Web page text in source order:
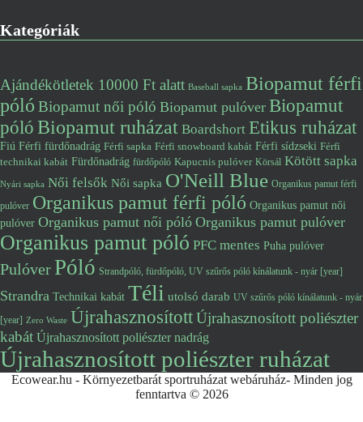
Kategóriák
Ajándékötletek 10000 Ft alatt Baseball sapka Biopamut férfi
póló Biopamut női póló Biopamut pulóver Biopamut
pólóBiopamut ruházat Boardshort Etikus ruházat
Fiú Férfi fürdőnadrág Férfi sapka Férfi snowboard kabát Férfi sídzseki Férfi
technikai kabát Fürdőnadrág fürdőpóló Kapucnis pulóver Körsál Kötött sapka
Nyári sapka Női felsők Női sapka O'Neill Blue Organikus pamut férfi
pulóver Organikus pamut férfi póló Organikus pamut női
pulóver Organikus pamut női póló Organikus pamut pulóver
Organikus pamut póló PFC mentes Puha pulóver
PulóverPóló Strandpóló, fürdőpóló, UV szűrős póló kínálatunk - nyár [year]
Strandra Technikai kabát Téli utolsó darab UV szűrős póló kínálatunk - nyár
[year] Zero Waste ÚjrahasznosítottÚjrahasznosított poliészter
kabát Újrahasznosított poliészter nadrág
Újrahasznosított poliészter ruházat
Ecowear.hu - Környezetbarát sportruházat webáruház- Minden jog
fenntartva © 2026